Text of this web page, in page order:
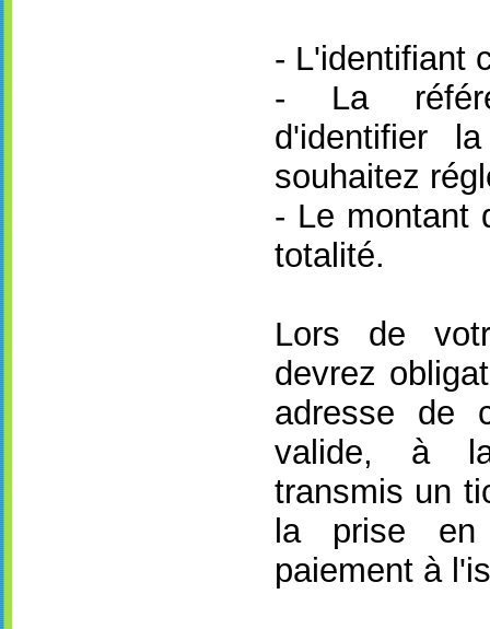
- L'identifiant
- La
d'identifier
souhaitez
- Le montant
totalité.
Lors de
devrez
adresse de
valide, à
transmis un
la prise
paiement à